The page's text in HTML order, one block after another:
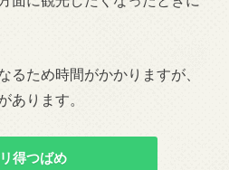
るため時間がかかりますが、
あります。
得つばめ